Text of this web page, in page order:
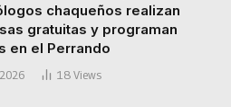
chaqueños realizan
gratuitas y programan
en el Perrando
18 Views